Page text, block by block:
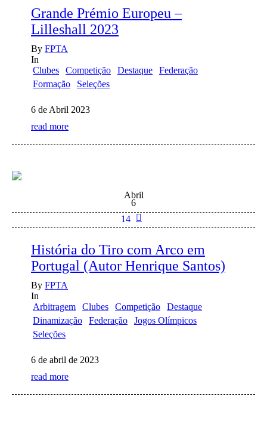
Grande Prémio Europeu –
Lilleshall 2023
By FPTA
In
Clubes
Competição Destaque
Federação
Formação
Seleções
6 de Abril 2023
read more
Abril
6
14
História do Tiro com Arco em
Portugal (Autor Henrique Santos)
By FPTA
In
Arbitragem
Clubes Competição
Destaque
Dinamização
Federação
Jogos Olímpicos
Seleções
6 de abril de 2023
read more